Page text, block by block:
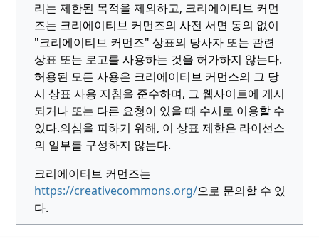
리는 제한된 목적을 제외하고, 크리에이티브 커먼
즈는 크리에이티브 커먼즈의 사전 서면 동의 없이
"크리에이티브 커먼즈" 상표의 당사자 또는 관련
상표 또는 로고를 사용하는 것을 허가하지 않는다.
허용된 모든 사용은 크리에이티브 커먼스의 그 당
시 상표 사용 지침을 준수하며, 그 웹사이트에 게시
되거나 또는 다른 요청이 있을 때 수시로 이용할 수
있다.의심을 피하기 위해, 이 상표 제한은 라이선스
의 일부를 구성하지 않는다.
크리에이티브 커먼즈는
https://creativecommons.org/으로 문의할 수 있
다.